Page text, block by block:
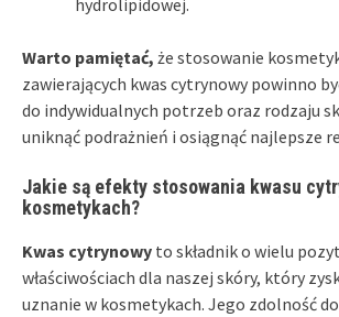
Warto pamiętać, że stosowanie
zawierających kwas cytrynowy powinno
do indywidualnych potrzeb oraz rodzaju
uniknąć podrażnień i osiągnąć najlepsze
Jakie są efekty stosowania kwasu
kosmetykach?
Kwas cytrynowy to składnik o wielu
właściwościach dla naszej skóry, który
uznanie w kosmetykach. Jego zdolność do